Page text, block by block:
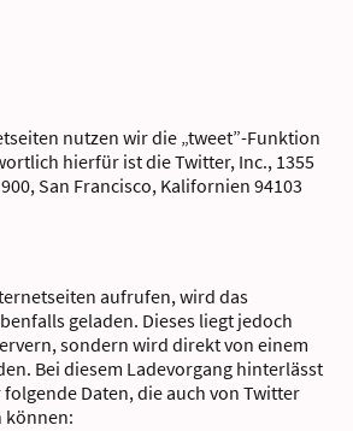
nutzen wir die „tweet”-Funktion
hierfür ist die Twitter, Inc., 1355
San Francisco, Kalifornien 94103
aufrufen, wird das
geladen. Dieses liegt jedoch
sondern wird direkt von einem
Bei diesem Ladevorgang hinterlässt
Daten, die auch von Twitter
können: